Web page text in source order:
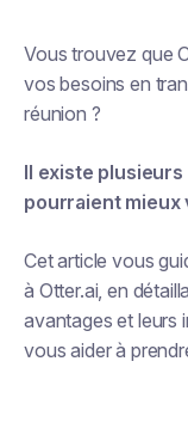
Vous trouvez que
vos besoins en
réunion ?
Il existe
pourraient mieux
Cet article vous
à Otter.ai, en
avantages et leurs
vous aider à